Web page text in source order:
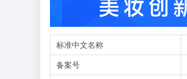
标准中文名称
备案号